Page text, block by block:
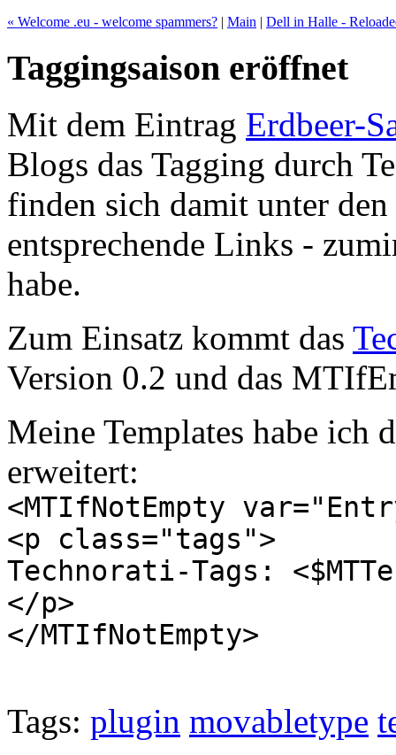
« Welcome .eu - welcome spammers? | Main | Dell in Halle -
Taggingsaison eröffnet
Mit dem Eintrag Erdbeer-
Blogs das Tagging durch
finden sich damit unter
entsprechende Links -
habe.
Zum Einsatz kommt das
Version 0.2 und das
Meine Templates habe ich
erweitert:
<MTIfNotEmpty
<p class="tags">
Technorati-Tags:
</p>
</MTIfNotEmpty>
Tags: plugin movabletype